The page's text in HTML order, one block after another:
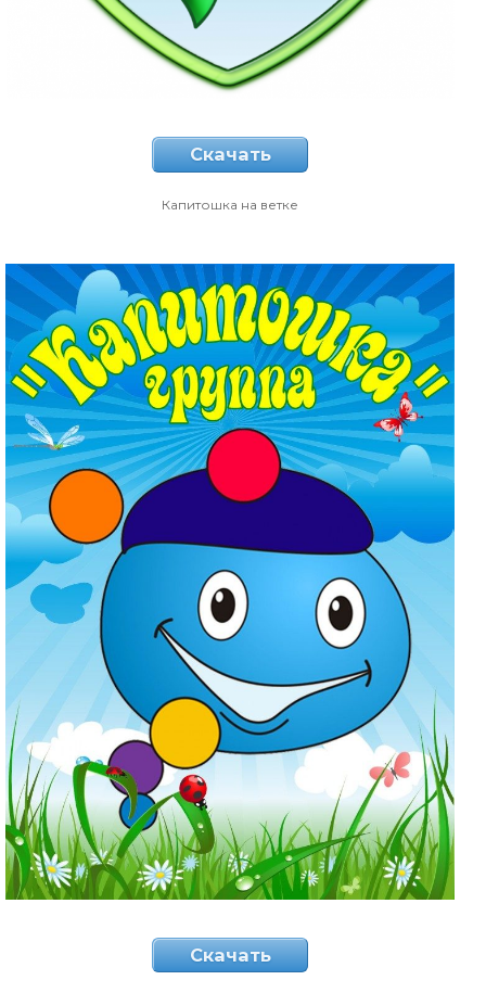
Скачать
Капитошка на ветке
Скачать